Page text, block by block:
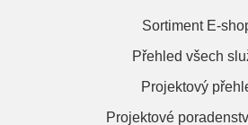
Sortiment E-
Přehled všech
Projektový
Projektové